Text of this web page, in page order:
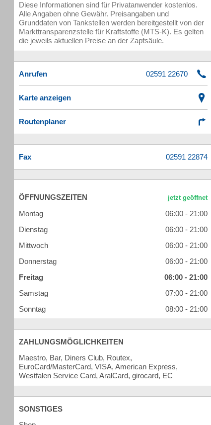
Diese Informationen sind für Privatanwender kostenlos.
Alle Angaben ohne Gewähr. Preisangaben und
Grunddaten von Tankstellen werden bereitgestellt von der
Markttransparenzstelle für Kraftstoffe (MTS-K). Es gelten
die jeweils aktuellen Preise an der Zapfsäule.
Anrufen
Karte anzeigen
Routenplaner
Fax
ÖFFNUNGSZEITEN
Montag
06:00 - 21:00
Dienstag
06:00 - 21:00
Mittwoch
06:00 - 21:00
Donnerstag
06:00 - 21:00
Freitag
06:00 - 21:00
Samstag
07:00 - 21:00
Sonntag
08:00 - 21:00
ZAHLUNGSMÖGLICHKEITEN
Maestro, Bar, Diners Club, Routex,
EuroCard/MasterCard, VISA, American Express,
Westfalen Service Card, AralCard, girocard, EC
SONSTIGES